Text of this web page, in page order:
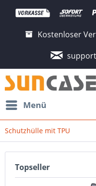
Kostenloser
Menü
Schutzhülle mit TPU
Topseller